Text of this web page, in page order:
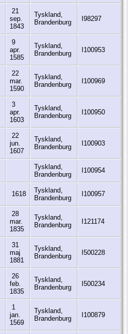
21
sep.
1843
Tyskland,
Brandenburg
I98297
9
apr.
1585
Tyskland,
Brandenburg
I100953
22
mar.
1590
Tyskland,
Brandenburg
I100969
3
apr.
1603
Tyskland,
Brandenburg
I100950
22
jun.
1607
Tyskland,
Brandenburg
I100903
Tyskland,
Brandenburg
I100954
1618
Tyskland,
Brandenburg
I100957
28
mar.
1835
Tyskland,
Brandenburg
I121174
31
maj
1881
Tyskland,
Brandenburg
I500228
26
feb.
1835
Tyskland,
Brandenburg
I500234
1
jan.
1569
Tyskland,
Brandenburg
I100879